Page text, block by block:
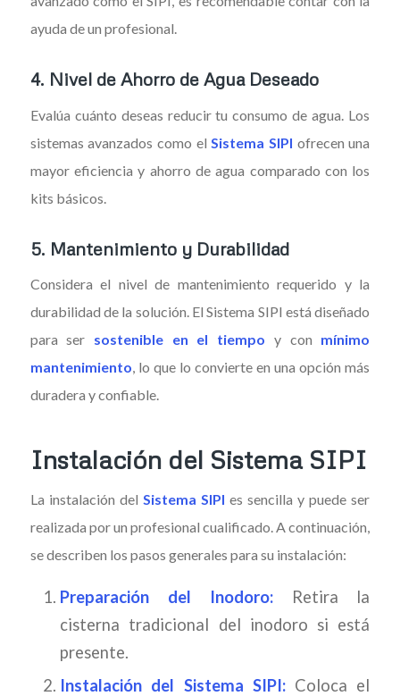
ayuda de un profesional.
4. Nivel de Ahorro de Agua Deseado
Evalúa cuánto deseas reducir tu consumo de agua. Los
sistemas avanzados como elSistema SIPI ofrecen una
mayor eficiencia y ahorro de agua comparado con los
kits básicos.
5. Mantenimiento y Durabilidad
Considera el nivel de mantenimiento requerido y la
durabilidad de la solución. El Sistema SIPI está diseñado
para ser sostenible en el tiempo y con mínimo
mantenimiento, lo que lo convierte en una opción más
duradera y confiable.
Instalación del Sistema SIPI
La instalación del Sistema SIPI es sencilla y puede ser
realizada por un profesional cualificado. A continuación,
se describen los pasos generales para su instalación:
Preparación del Inodoro:Retira la
cisterna tradicional del inodoro si está
presente.
Instalación del Sistema SIPI:Coloca el